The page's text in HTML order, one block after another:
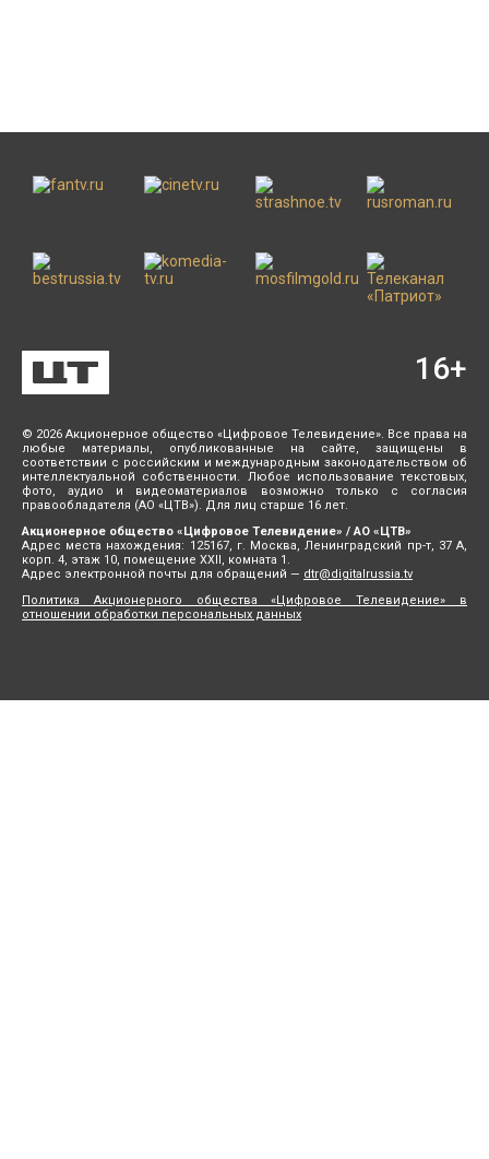
© 2026 Акционерное общество «Цифровое Телевидение». Все права на
любые материалы, опубликованные на сайте, защищены в
соответствии с российским и международным законодательством об
интеллектуальной собственности. Любое использование текстовых,
фото, аудио и видеоматериалов возможно только с согласия
правообладателя (АО «ЦТВ»). Для лиц старше 16 лет.
Акционерное общество «Цифровое Телевидение» / АО «ЦТВ»
Адрес места нахождения: 125167, г. Москва, Ленинградский пр-т, 37 А,
корп. 4, этаж 10, помещение XXII, комната 1.
Адрес электронной почты для обращений — dtr@digitalrussia.tv
Политика Акционерного общества «Цифровое Телевидение» в
отношении обработки персональных данных
16+